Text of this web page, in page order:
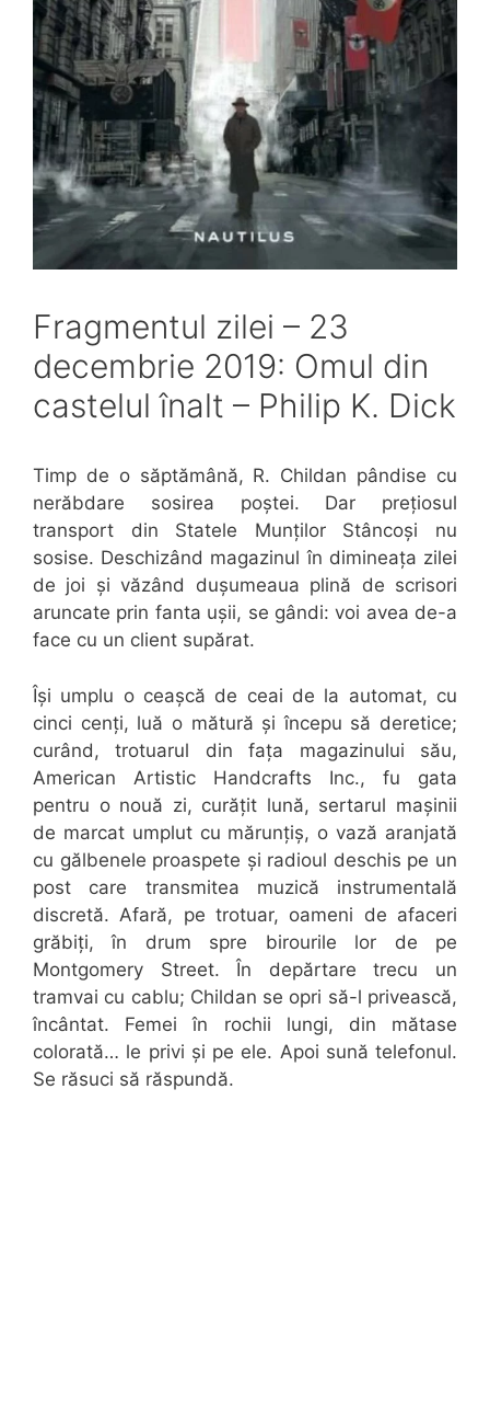
Fragmentul zilei – 23
decembrie 2019: Omul din
castelul înalt – Philip K. Dick
Timp de o săptămână, R. Childan pândise cu
nerăbdare sosirea poștei. Dar prețiosul
transport din Statele Munților Stâncoși nu
sosise. Deschizând magazinul în dimineața zilei
de joi și văzând dușumeaua plină de scrisori
aruncate prin fanta ușii, se gândi: voi avea de-a
face cu un client supărat.
Își umplu o ceașcă de ceai de la automat, cu
cinci cenți, luă o mătură și începu să deretice;
curând, trotuarul din fața magazinului său,
American Artistic Handcrafts Inc., fu gata
pentru o nouă zi, curățit lună, sertarul mașinii
de marcat umplut cu mărunțiș, o vază aranjată
cu gălbenele proaspete și radioul deschis pe un
post care transmitea muzică instrumentală
discretă. Afară, pe trotuar, oameni de afaceri
grăbiți, în drum spre birourile lor de pe
Montgomery Street. În depărtare trecu un
tramvai cu cablu; Childan se opri să-l privească,
încântat. Femei în rochii lungi, din mătase
colorată… le privi și pe ele. Apoi sună telefonul.
Se răsuci să răspundă.